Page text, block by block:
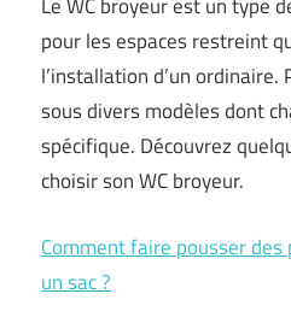
pour les espaces restreint
l’installation d’un ordinaire.
sous divers modèles dont
spécifique. Découvrez
choisir son WC broyeur.
Comment faire pousser
un sac ?